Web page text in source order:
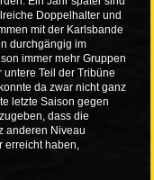
Doppelhalter und
mit der Karlsbande
durchgängig im
immer mehr Gruppen
Teil der Tribüne
da zwar nicht ganz
letzte Saison gegen
dass die
anderen Niveau
erreicht haben,